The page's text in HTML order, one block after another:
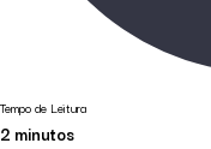
Tempo de Leitura
2 minutos